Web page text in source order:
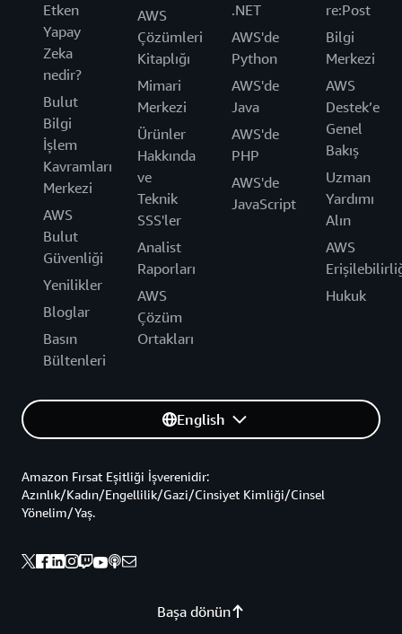
Etken
Yapay
Zeka
nedir?
Bulut
Bilgi
İşlem
Kavramları
Merkezi
AWS
Bulut
Güvenliği
Yenilikler
Bloglar
Basın
Bültenleri
AWS
Çözümleri
Kitaplığı
Mimari
Merkezi
Ürünler
Hakkında
ve
Teknik
SSS'ler
Analist
Raporları
AWS
Çözüm
Ortakları
.NET
AWS'de
Python
AWS'de
Java
AWS'de
PHP
AWS'de
JavaScript
re:Post
Bilgi
Merkezi
AWS
Destek’e
Genel
Bakış
Uzman
Yardımı
Alın
AWS
Hukuk
English
Başa dönün
Amazon Fırsat Eşitliği İşverenidir:
Azınlık/Kadın/Engellilik/Gazi/Cinsiyet Kimliği/Cinsel
Yönelim/Yaş.